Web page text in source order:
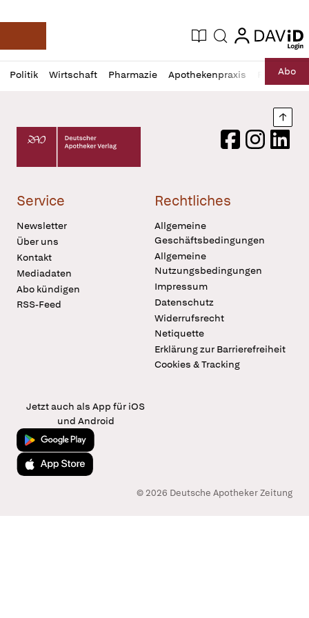
Deutsche Apotheker Zeitung
Aktuelle Ausgabe
Suche login
login
Politik Wirtschaft Pharmazie Apothekenpraxis RechtAbo
Profil
öffnen
Daz
Pur
Deutscher Apotheker Verlag Logo
FacebookInstagram
Service
Newsletter
Über uns
Kontakt
Mediadaten
Abo kündigen
RSS-Feed
Rechtliches
Allgemeine
Geschäftsbedingungen
Allgemeine
Nutzungsbedingungen
Impressum
Datenschutz
Widerrufsrecht
Netiquette
Erklärung zur Barrierefreiheit
Cookies & Tracking
Jetzt auch als App für iOS
und Android
Jetzt bei Google Play
Laden im App Store
© 2026 Deutsche Apotheker Zeitung